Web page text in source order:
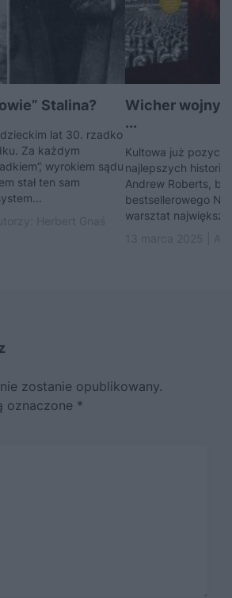
Stalina?
lat 30. rzadko
Za każdym
wyrokiem sądu
stał ten sam
Wicher wojny.
...
Kultowa już
najlepszych historii
Andrew Roberts,
bestsellerowego
warsztat
zostanie opublikowany.
oznaczone *